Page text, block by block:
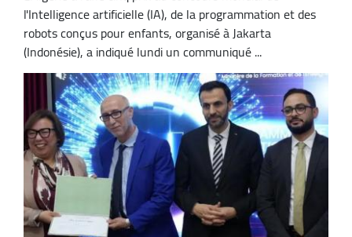
l'Intelligence artificielle (IA), de la programmation et des
robots conçus pour enfants, organisé à Jakarta
(Indonésie), a indiqué lundi un communiqué ...